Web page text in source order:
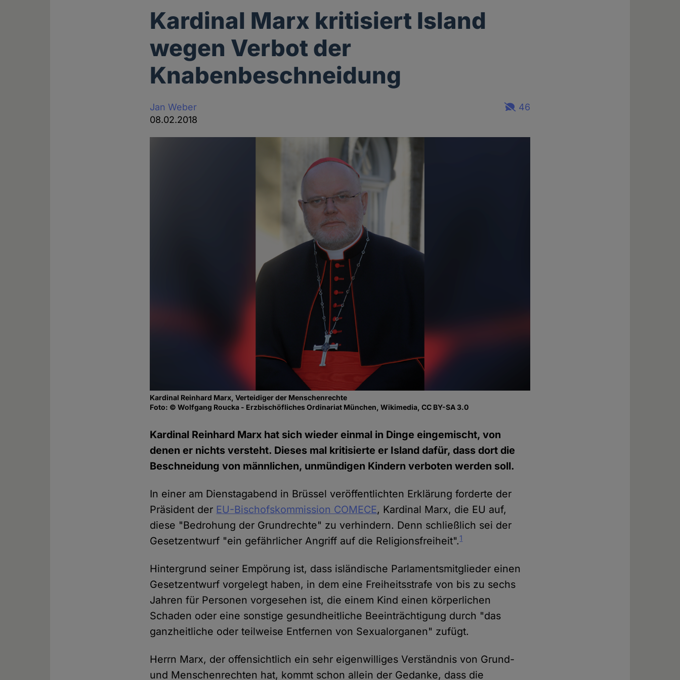
Kardinal Marx kritisiert Island
wegen Verbot der
Knabenbeschneidung
Jan Weber
08.02.2018
46
Kardinal Reinhard Marx, Verteidiger der Menschenrechte
Foto: © Wolfgang Roucka - Erzbischöfliches Ordinariat München, Wikimedia, CC BY-SA 3.0
Kardinal Reinhard Marx hat sich wieder einmal in Dinge eingemischt, von
denen er nichts versteht. Dieses mal kritisierte er Island dafür, dass dort die
Beschneidung von männlichen, unmündigen Kindern verboten werden soll.
In einer am Dienstagabend in Brüssel veröffentlichten Erklärung forderte der
Präsident der EU-Bischofskommission COMECE, Kardinal Marx, die EU auf,
diese "Bedrohung der Grundrechte" zu verhindern. Denn schließlich sei der
Gesetzentwurf "ein gefährlicher Angriff auf die Religionsfreiheit".1
Hintergrund seiner Empörung ist, dass isländische Parlamentsmitglieder einen
Gesetzentwurf vorgelegt haben, in dem eine Freiheitsstrafe von bis zu sechs
Jahren für Personen vorgesehen ist, die einem Kind einen körperlichen
Schaden oder eine sonstige gesundheitliche Beeinträchtigung durch "das
ganzheitliche oder teilweise Entfernen von Sexualorganen" zufügt.
Herrn Marx, der offensichtlich ein sehr eigenwilliges Verständnis von Grund-
und Menschenrechten hat, kommt schon allein der Gedanke, dass die